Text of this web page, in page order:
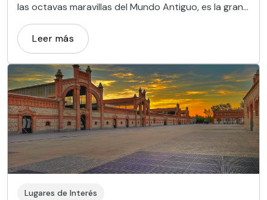
las octavas maravillas del Mundo Antiguo, es la gran
creación de Felipe II.
Leer más
Lugares de Interés